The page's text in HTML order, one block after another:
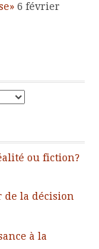
6 février
ou fiction?
de la décision
à la